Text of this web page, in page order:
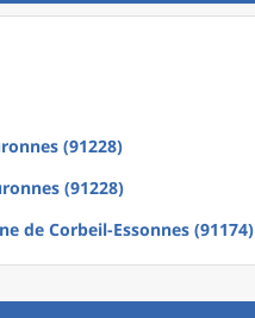
(91228)
(91228)
de Corbeil-Essonnes (91174)